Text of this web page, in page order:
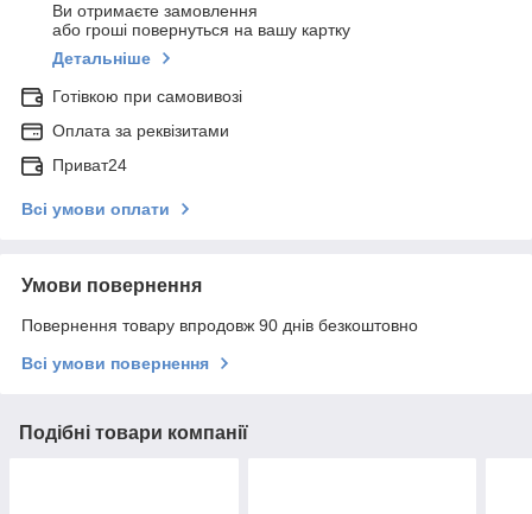
Ви отримаєте замовлення
або гроші повернуться на вашу картку
Детальніше
Готівкою при самовивозі
Оплата за реквізитами
Приват24
Всі умови оплати
Умови повернення
Повернення товару впродовж 90 днів безкоштовно
Всі умови повернення
Подібні товари компанії